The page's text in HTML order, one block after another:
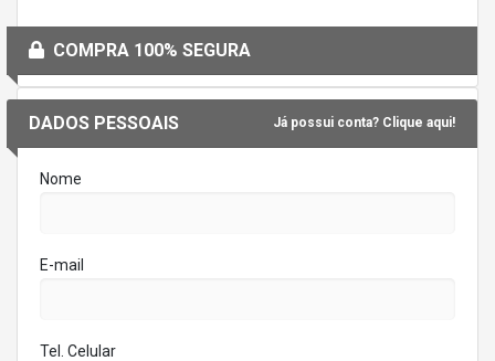
DADOS PESSOAIS Já possui conta? Clique aqui!
Nome
E-mail
Tel. Celular
COMPRA 100% SEGURA